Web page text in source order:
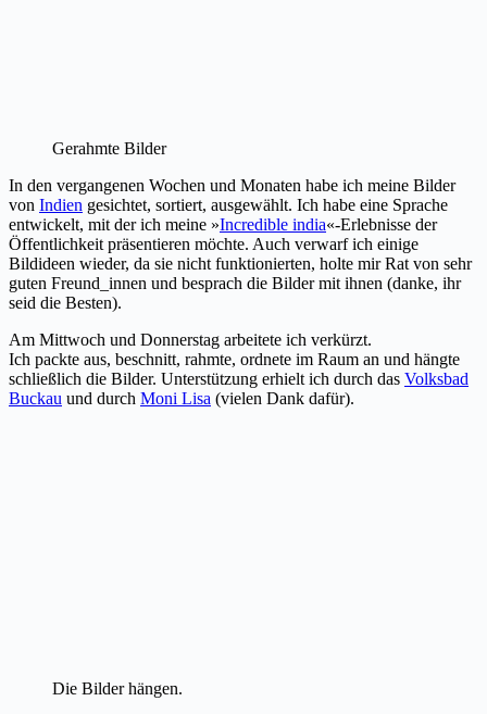
Gerahmte Bilder
In den vergangenen Wochen und Monaten habe ich meine Bilder
von Indien gesichtet, sortiert, ausgewählt. Ich habe eine Sprache
entwickelt, mit der ich meine »Incredible india«-Erlebnisse der
Öffentlichkeit präsentieren möchte. Auch verwarf ich einige
Bildideen wieder, da sie nicht funktionierten, holte mir Rat von sehr
guten Freund_innen und besprach die Bilder mit ihnen (danke, ihr
seid die Besten).
Am Mittwoch und Donnerstag arbeitete ich verkürzt.
Ich packte aus, beschnitt, rahmte, ordnete im Raum an und hängte
schließlich die Bilder. Unterstützung erhielt ich durch das Volksbad
Buckau und durch Moni Lisa (vielen Dank dafür).
Die Bilder hängen.